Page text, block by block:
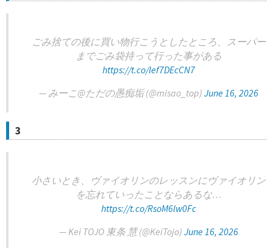
ごみ捨ての後に買い物行こうとしたところ、スーパー
までごみ袋持って行った事がある
https://t.co/lef7DEcCN7
— みーこ@ただの愚痴垢 (@misao_top) June 16, 2026
3
小さいとき、ヴァイオリンのレッスンにヴァイオリン
を忘れていったことならあるな…
https://t.co/RsoM6lw0Fc
— Kei TOJO 東条 慧 (@KeiTojo) June 16, 2026